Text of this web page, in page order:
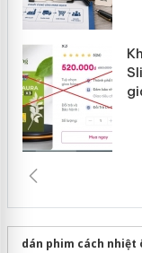
dán phim cách nhiệt